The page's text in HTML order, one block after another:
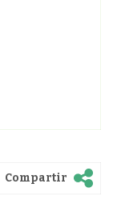
Compartir